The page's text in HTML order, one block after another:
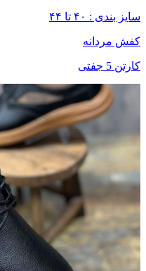
سایز بندی : ۴۰ تا ۴۴
کفش مردانه
کارتن 5 جفتی